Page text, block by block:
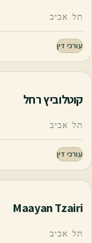
תל אביב
עורכי דין
קוטלוביץ רחל
תל אביב
עורכי דין
Maayan Tzairi
תל אביב